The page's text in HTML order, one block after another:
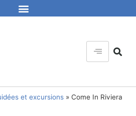
et excursions » Come In Riviera